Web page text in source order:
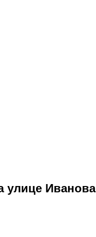
улице Иванова